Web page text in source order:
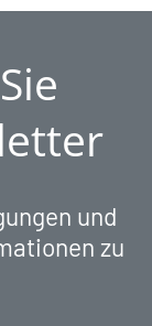
und
zu